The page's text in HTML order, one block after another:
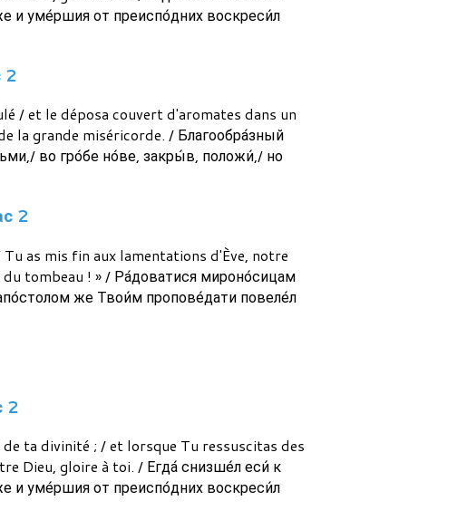
и уме́ршия от преиспо́дних воскреси́л
2
/ et le déposa couvert d'aromates dans un
la grande miséricorde. / Благообра́зный
во гро́бе но́ве, закры́в, положи́,/ но
2
as mis fin aux lamentations d'Ève, notre
tombeau ! » / Ра́доватися мироно́сицам
же Твои́м пропове́дати повеле́л
2
ta divinité ; / et lorsque Tu ressuscitas des
Dieu, gloire à toi. / Егда́ снизше́л еси́ к
и уме́ршия от преиспо́дних воскреси́л